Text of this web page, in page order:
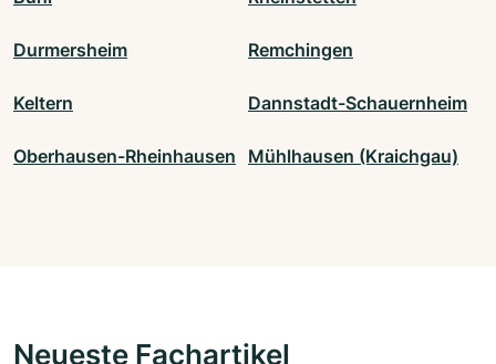
Durmersheim Remchingen
Keltern Dannstadt-Schauernheim
Oberhausen-Rheinhausen Mühlhausen (Kraichgau)
Neueste Fachartikel